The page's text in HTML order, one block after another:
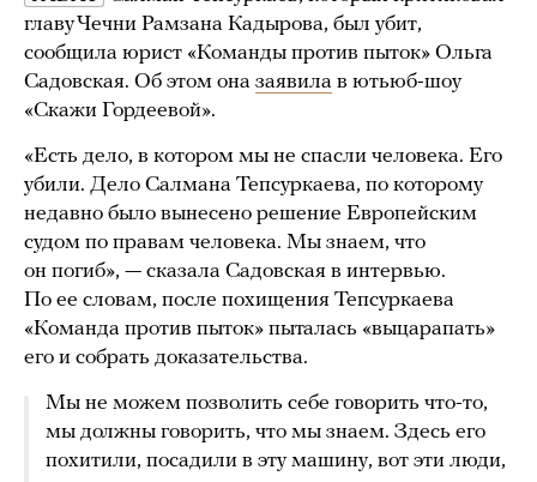
главу Чечни Рамзана Кадырова, был убит,
сообщила юрист «Команды против пыток» Ольга
Садовская. Об этом она заявила в ютьюб-шоу
«Скажи Гордеевой».
«Есть дело, в котором мы не спасли человека. Его
убили. Дело Салмана Тепсуркаева, по которому
недавно было вынесено решение Европейским
судом по правам человека. Мы знаем, что
он погиб», — сказала Садовская в интервью.
По ее словам, после похищения Тепсуркаева
«Команда против пыток» пыталась «выцарапать»
его и собрать доказательства.
Мы не можем позволить себе говорить что-то,
мы должны говорить, что мы знаем. Здесь его
похитили, посадили в эту машину, вот эти люди,